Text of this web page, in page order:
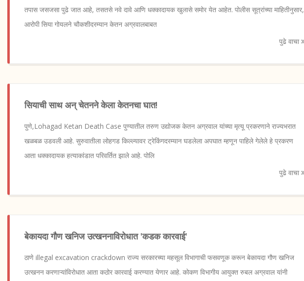
तपास जसजसा पुढे जात आहे, तसतसे नवे दावे आणि धक्कादायक खुलासे समोर येत आहेत. पोलीस सूत्रांच्या माहितीनुसार,
आरोपी सिया गोयलने चौकशीदरम्यान केतन अग्रवालबाबत
पुढे वाचा
सियाची साथ अन् चेतनने केला केतनचा घात!
पुणे,Lohagad Ketan Death Case पुण्यातील तरुण उद्योजक केतन अग्रवाल यांच्या मृत्यू प्रकरणाने राज्यभरात
खळबळ उडवली आहे. सुरुवातीला लोहगड किल्ल्यावर ट्रेकिंगदरम्यान घडलेला अपघात म्हणून पाहिले गेलेले हे प्रकरण
आता धक्कादायक हत्याकांडात परिवर्तित झाले आहे. पोलि
पुढे वाचा
बेकायदा गौण खनिज उत्खननाविरोधात 'कडक कारवाई'
ठाणे illegal excavation crackdown राज्य सरकारच्या महसूल विभागाची फसवणूक करून बेकायदा गौण खनिज
उत्खनन करणाऱ्यांविरोधात आता कठोर कारवाई करण्यात येणार आहे. कोकण विभागीय आयुक्त रुबल अग्रवाल यांनी